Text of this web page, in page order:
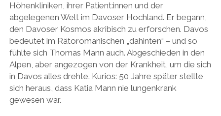
Höhenkliniken, ihrer Patient:innen und der
abgelegenen Welt im Davoser Hochland. Er begann,
den Davoser Kosmos akribisch zu erforschen. Davos
bedeutet im Rätoromanischen „dahinten“ – und so
fühlte sich Thomas Mann auch. Abgeschieden in den
Alpen, aber angezogen von der Krankheit, um die sich
in Davos alles drehte. Kurios: 50 Jahre später stellte
sich heraus, dass Katia Mann nie lungenkrank
gewesen war.